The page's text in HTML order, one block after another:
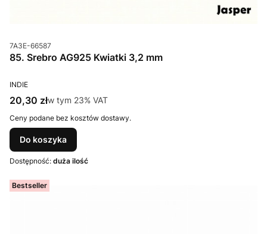
Kod produktu
7A3E-66587
85. Srebro AG925 Kwiatki 3,2 mm
PRODUCENT
INDIE
Cena brutto
20,30 złw tym %s VAT
w tym 23% VAT
Ceny podane bez kosztów dostawy.
Do koszyka
Dostępność: duża ilość
Bestseller